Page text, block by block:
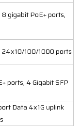
gigabit PoE+ ports,
24x10/100/1000 ports
ports, 4 Gigabit SFP
Data 4x1G uplink